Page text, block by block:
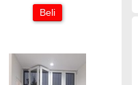
Beli